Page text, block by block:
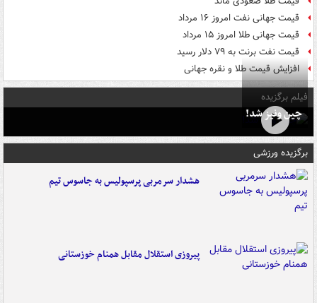
قیمت جهانی نفت امروز ۱۶ مرداد
قیمت جهانی طلا امروز ۱۵ مرداد
قیمت نفت برنت به ۷۹ دلار رسید
افزایش قیمت طلا و نقره جهانی
فیلم برگزیده
چین ونیز شد!
برگزیده ورزشی
هشدار سرمربی پرسپولیس به جاسوس تیم
پیروزی استقلال مقابل همنام خوزستانی